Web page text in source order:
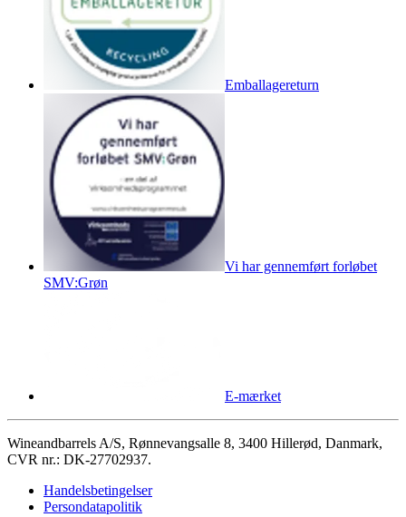
Emballagereturn
Vi har gennemført forløbet
SMV:Grøn
E-mærket
Wineandbarrels A/S, Rønnevangsalle 8, 3400 Hillerød, Danmark,
CVR nr.: DK-27702937.
Handelsbetingelser
Persondatapolitik